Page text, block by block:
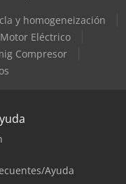
y homogeneización
Eléctrico
Compresor
Ayuda